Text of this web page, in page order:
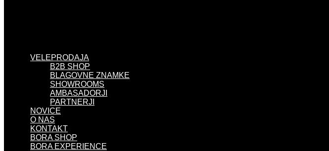
VELEPRODAJA
B2B SHOP
BLAGOVNE ZNAMKE
SHOWROOMS
AMBASADORJI
PARTNERJI
NOVICE
O NAS
KONTAKT
BORA SHOP
BORA EXPERIENCE